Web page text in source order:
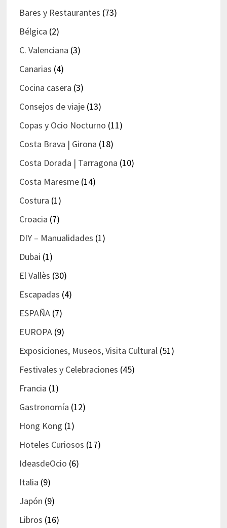
Bares y Restaurantes (73)
Bélgica (2)
C. Valenciana (3)
Canarias (4)
Cocina casera (3)
Consejos de viaje(13)
Copas y Ocio Nocturno (11)
Costa Brava | Girona (18)
Costa Dorada | Tarragona (10)
Costa Maresme(14)
Costura (1)
Croacia (7)
DIY – Manualidades (1)
Dubai (1)
El Vallès (30)
Escapadas (4)
ESPAÑA(7)
EUROPA(9)
Exposiciones, Museos, Visita Cultural(51)
Festivales y Celebraciones (45)
Francia (1)
Gastronomía (12)
Hong Kong (1)
Hoteles Curiosos (17)
IdeasdeOcio (6)
Italia (9)
Japón (9)
Libros (16)